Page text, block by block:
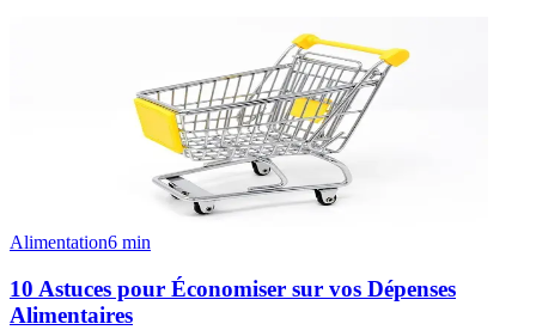
Alimentation6 min
10 Astuces pour Économiser sur vos Dépenses
Alimentaires